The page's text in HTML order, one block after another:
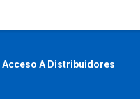
Acceso A Distribuidores